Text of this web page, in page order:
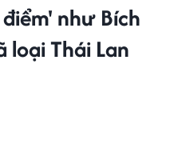
như Bích
loại Thái Lan